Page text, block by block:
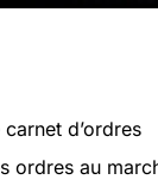
carnet d’ordres
ordres au